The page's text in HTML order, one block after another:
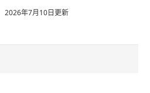
2026年7月10日更新